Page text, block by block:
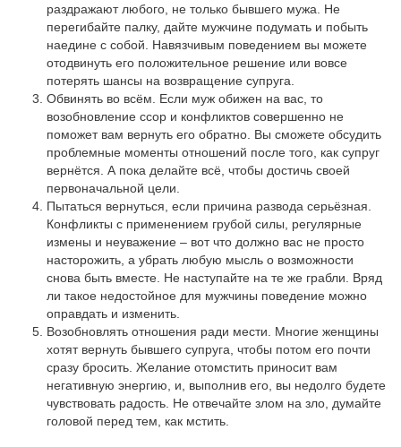
раздражают любого, не только бывшего мужа. Не
перегибайте палку, дайте мужчине подумать и побыть
наедине с собой. Навязчивым поведением вы можете
отодвинуть его положительное решение или вовсе
потерять шансы на возвращение супруга.
Обвинять во всём. Если муж обижен на вас, то
возобновление ссор и конфликтов совершенно не
поможет вам вернуть его обратно. Вы сможете обсудить
проблемные моменты отношений после того, как супруг
вернётся. А пока делайте всё, чтобы достичь своей
первоначальной цели.
Пытаться вернуться, если причина развода серьёзная.
Конфликты с применением грубой силы, регулярные
измены и неуважение – вот что должно вас не просто
насторожить, а убрать любую мысль о возможности
снова быть вместе. Не наступайте на те же грабли. Вряд
ли такое недостойное для мужчины поведение можно
оправдать и изменить.
Возобновлять отношения ради мести. Многие женщины
хотят вернуть бывшего супруга, чтобы потом его почти
сразу бросить. Желание отомстить приносит вам
негативную энергию, и, выполнив его, вы недолго будете
чувствовать радость. Не отвечайте злом на зло, думайте
головой перед тем, как мстить.